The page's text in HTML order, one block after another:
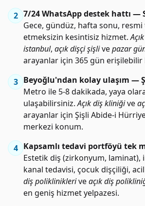
2 7/24 WhatsApp destek hattı —
Gece, gündüz, hafta sonu,
etmeksizin kesintisiz hizmet.
istanbul, açık dişçi şişlivepazar
arayanlar için 365 gün erişilebilir
3 Beyoğlu'ndan kolay ulaşım —
Metro ile 5-8 dakikada, yaya
ulaşabilirsiniz.Açık diş kliniğive
arayanlar için Şişli Abide-i
merkezi konum.
4 Kapsamlı tedavi portföyü tek
Estetik diş (zirkonyum, laminat),
kanal tedavisi, çocuk dişçiliği,
diş poliklinikleriveaçık diş
en geniş hizmet yelpazesi.